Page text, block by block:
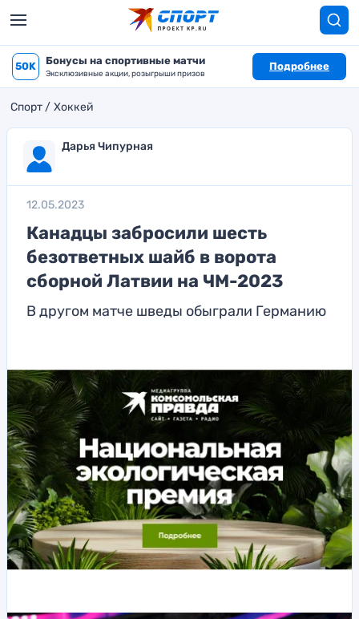
50K Бонусы на спортивные матчи
Эксклюзивные акции, розыгрыши призов
Подробнее
Спорт Хоккей
Дарья Чипурная
12.05.2023
Канадцы забросили шесть
безответных шайб в ворота
сборной Латвии на ЧМ-2023
В другом матче шведы обыграли Германию